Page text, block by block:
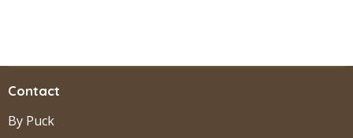
Contact
By Puck